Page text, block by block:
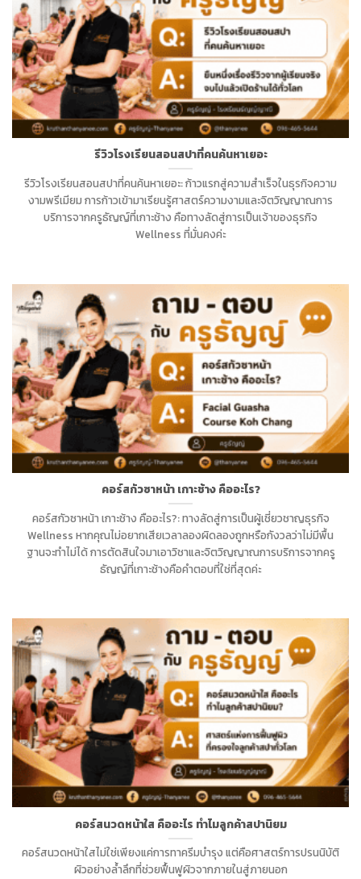
รีวิวโรงเรียนสอนสปาที่คนค้นหาเยอะ
รีวิวโรงเรียนสอนสปาที่คนค้นหาเยอะ: ก้าวแรกสู่ความสำเร็จในธุรกิจความ
งามพรีเมียม การก้าวเข้ามาเรียนรู้ศาสตร์ความงามและจิตวิญญาณการ
บริการจากครูธัญญ์ที่เกาะช้าง คือทางลัดสู่การเป็นเจ้าของธุรกิจ
Wellness ที่มั่นคงค่ะ
คอร์สกัวซาหน้า เกาะช้าง คืออะไร?
คอร์สกัวซาหน้า เกาะช้าง คืออะไร?: ทางลัดสู่การเป็นผู้เชี่ยวชาญธุรกิจ
Wellness หากคุณไม่อยากเสียเวลาลองผิดลองถูกหรือกังวลว่าไม่มีพื้น
ฐานจะทำไม่ได้ การตัดสินใจมาเอาวิชาและจิตวิญญาณการบริการจากครู
ธัญญ์ที่เกาะช้างคือคำตอบที่ใช่ที่สุดค่ะ
คอร์สนวดหน้าใส คืออะไร ทำไมลูกค้าสปานิยม
คอร์สนวดหน้าใสไม่ใช่เพียงแค่การทาครีมบำรุง แต่คือศาสตร์การปรนนิบัติ
ผิวอย่างล้ำลึกที่ช่วยฟื้นฟูผิวจากภายในสู่ภายนอก